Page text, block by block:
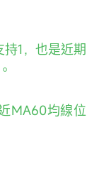
1，也是近期
MA60均線位